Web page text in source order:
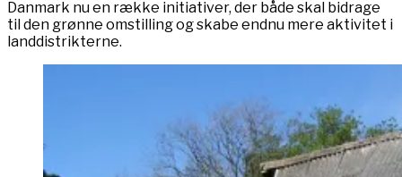
Danmark nu en række initiativer, der både skal bidrage
til den grønne omstilling og skabe endnu mere aktivitet i
landdistrikterne.